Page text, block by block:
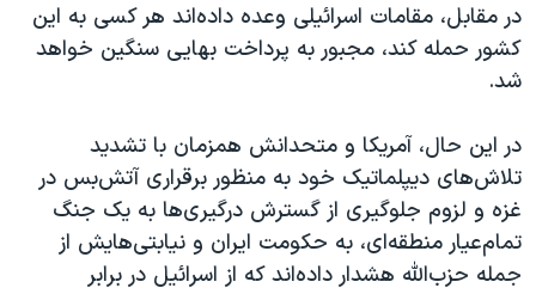
در مقابل، مقامات اسرائیلی وعده داده‌اند هر کسی به این
کشور حمله کند، مجبور به پرداخت بهایی سنگین خواهد
شد.
در این حال، آمریکا و متحدانش همزمان با تشدید
تلاش‌های دیپلماتیک خود به منظور برقراری آتش‌بس در
غزه و لزوم جلوگیری از گسترش درگیری‌ها به یک جنگ
تمام‌عیار منطقه‌ای، به حکومت ایران و نیابتی‌هایش از
جمله حزب‌الله هشدار داده‌اند که از اسرائیل در برابر